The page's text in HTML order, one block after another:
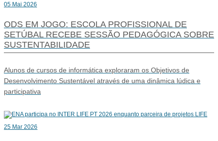
05 Mai 2026
ODS EM JOGO: ESCOLA PROFISSIONAL DE
SETÚBAL RECEBE SESSÃO PEDAGÓGICA SOBRE
SUSTENTABILIDADE
Alunos de cursos de informática exploraram os Objetivos de
Desenvolvimento Sustentável através de uma dinâmica lúdica e
participativa
25 Mar 2026